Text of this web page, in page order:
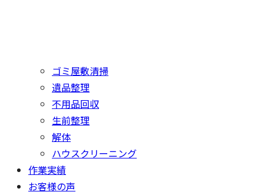
ゴミ屋敷清掃
遺品整理
不用品回収
生前整理
解体
ハウスクリーニング
作業実績
お客様の声